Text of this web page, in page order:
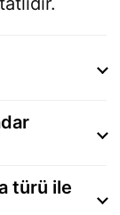
türü ile